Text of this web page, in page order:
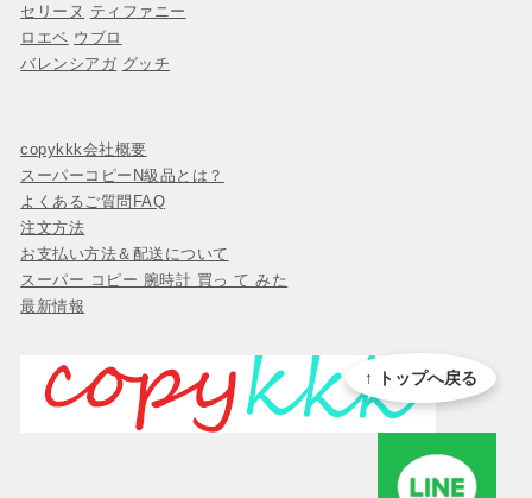
セリーヌ ティファニー
ロエベ ウブロ
バレンシアガ グッチ
copykkk会社概要
スーパーコピーN級品とは？
よくあるご質問FAQ
注文方法
お支払い方法＆配送について
スーパー コピー 腕時計 買っ て みた
最新情報
↑ トップへ戻る